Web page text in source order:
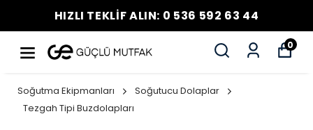
HIZLI TEKLİF ALIN: 0 536 592 63 44
0
Soğutma Ekipmanları
Soğutucu Dolaplar
Tezgah Tipi Buzdolapları